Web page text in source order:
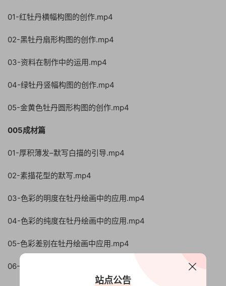
01-红牡丹横幅构图的创作.mp4
02-黑牡丹扇形构图的创作.mp4
03-资料在制作中的运用.mp4
04-绿牡丹竖幅构图的创作.mp4
05-金黄色牡丹圆形构图的创作.mp4
005成材篇
01-厚积薄发–默写白描的引导.mp4
02-素描花型的默写.mp4
03-色彩的明度在牡丹绘画中的应用.mp4
04-色彩的纯度在牡丹绘画中的应用.mp4
05-色彩差别在牡丹绘画中应用.mp4
06-亢奋而激昂的形式.mp4
站点公告